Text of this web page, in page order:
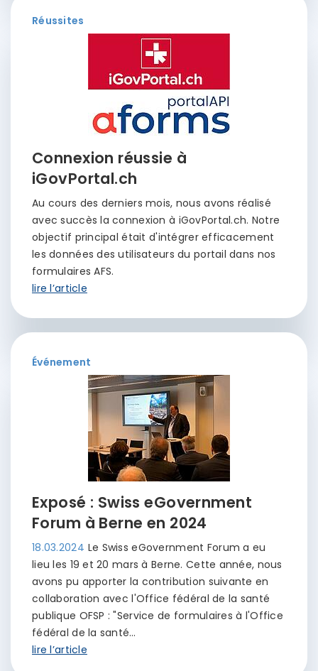
Réussites
Connexion réussie à
iGovPortal.ch
Au cours des derniers mois, nous avons réalisé
avec succès la connexion à iGovPortal.ch. Notre
objectif principal était d'intégrer efficacement
les données des utilisateurs du portail dans nos
formulaires AFS.
lire l’article
Événement
Exposé : Swiss eGovernment
Forum à Berne en 2024
18.03.2024 Le Swiss eGovernment Forum a eu
lieu les 19 et 20 mars à Berne. Cette année, nous
avons pu apporter la contribution suivante en
collaboration avec l'Office fédéral de la santé
publique OFSP : "Service de formulaires à l'Office
fédéral de la santé…
lire l’article